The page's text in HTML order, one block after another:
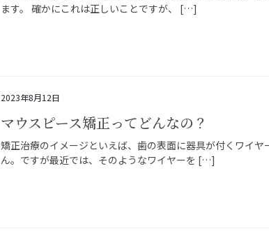
ます。 確かにこれは正しいことですが、 […]
2023年8月12日
マウスピース矯正ってどんなの？
矯正治療のイメージといえば、歯の表面に器具が付くワイ
ん。ですが最近では、そのようなワイヤーを […]